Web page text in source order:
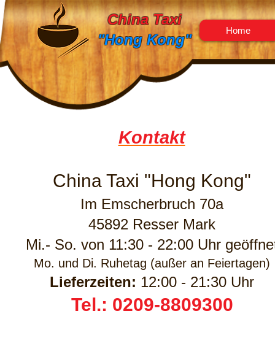
Home
China Taxi
"Hong Kong"
Kontakt
China Taxi "Hong Kong"
Im Emscherbruch 70a
45892 Resser Mark
Mi.- So. von 11:30 - 22:00 Uhr
Mo. und Di. Ruhetag (außer an Feiertagen)
Lieferzeiten: 12:00 - 21:30 Uhr
Tel.: 0209-8809300